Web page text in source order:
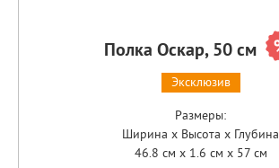
Полка Оскар, 50 см
Эксклюзив
Размеры:
Ширина x Высота x Глубина
46.8 см x 1.6 см x 57 см